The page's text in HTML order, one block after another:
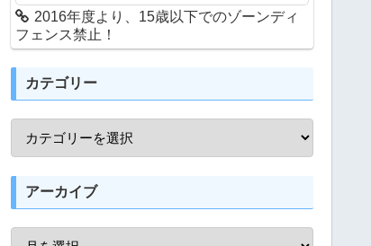
2016年度より、15歳以下でのゾーンディ
フェンス禁止！
カテゴリー
アーカイブ